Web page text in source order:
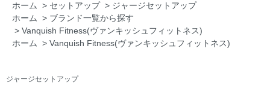
ホーム > セットアップ > ジャージセットアップ
ホーム > ブランド一覧から探す
> Vanquish Fitness(ヴァンキッシュフィットネス)
ホーム > Vanquish Fitness(ヴァンキッシュフィットネス)
ジャージセットアップ